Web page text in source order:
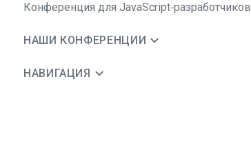
Конференция для JavaScript‑разработчиков
НАШИ КОНФЕРЕНЦИИ
НАВИГАЦИЯ